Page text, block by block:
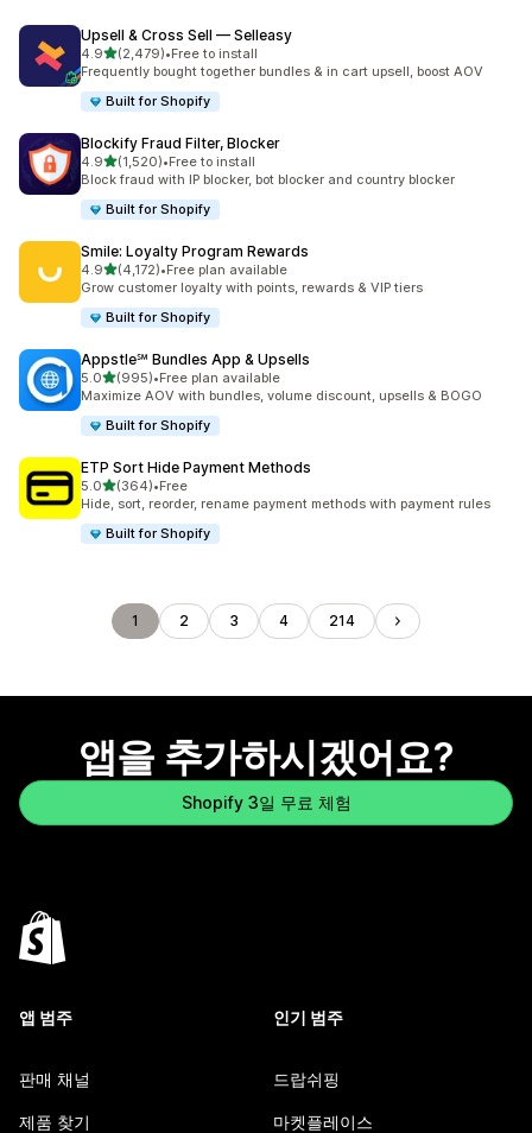
Upsell & Cross Sell — Selleasy
4.9별 5개 중
(2,479)
총 리뷰 2479개
•Free to install
Frequently bought together bundles & in cart upsell, boost AOV
Built for Shopify
Blockify Fraud Filter, Blocker
4.9별 5개 중
(1,520)
총 리뷰 1520개
•Free to install
Block fraud with IP blocker, bot blocker and country blocker
Built for Shopify
Smile: Loyalty Program Rewards
4.9별 5개 중
(4,172)
총 리뷰 4172개
•Free plan available
Grow customer loyalty with points, rewards & VIP tiers
Built for Shopify
Appstle℠ Bundles App & Upsells
5.0별 5개 중
(995)
총 리뷰 995개
•Free plan available
Maximize AOV with bundles, volume discount, upsells & BOGO
Built for Shopify
ETP Sort Hide Payment Methods
5.0별 5개 중
(364)
총 리뷰 364개
•Free
Hide, sort, reorder, rename payment methods with payment rules
Built for Shopify
1 2 3 4 214
앱을 추가하시겠어요?
Shopify 3일 무료 체험
앱 범주
판매 채널
제품 찾기
인기 범주
드랍쉬핑
마켓플레이스